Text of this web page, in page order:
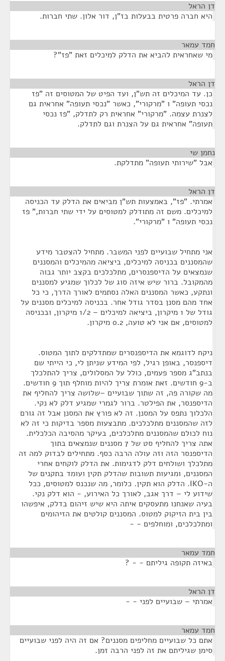
דן הראל
היא חברה פרטית בבעלות בז"ן, דור אלון. שתי חברות.
חמד עמאר
מי שאחראית להביא את הדלק למיכלים זאת "פז"?
דן הראל
כן. עד המיכלים זה תש"ן, ועד הפיט של המטוסים זה "פז
נכסי תעופה" ו "מרקורי", כאשר "נכסי תעופה" אחראית גם
לצנרת עצמה. "מרקורי" אחראית רק לתדלק, "פז נכסי
תעופה" אחראית גם על הצנרת וגם לתדלק.
נחמן שי
אבל "שירותי תעופה" מתדלקת.
דן הראל
אמרתי. "פז", באמצעות תש"ן מביאים את הדלק עד הכניסה
למיכלים. משם זה מתודלק למטוסים על ידי שתי חברות," פז
נכסי תעופה" ו "מרקורי".
אני מתחיל שבועיים לפני המשבר. מתחיל להצטבר מידע
שהמסננים בכניסה למיכלים, ביציאה מהמיכלים והמסננים
שנמצאים על הדיספנסרים, מתלכלכים בקצב יותר גבוה
מהמקובל. ברור שיש איזה סוג של לכלוך שמגיע למסננים
ונתקע, כאשר המסננים האלה נסתמים לאורך הדרך, כי כל
אחד מהם מסנן בסדר גודל אחר. בכניסה למיכלים מסננים על
גודל של 1 מיקרון, ביציאה למיכלים – 1/2 מיקרון, ובכניסה
למטוסים, אם אני לא טועה, 0.2 מיקרון.
ניקח לדוגמא את הדיספנסרים שמתדלקים לתוך המטוס.
דיספנסר, באופן רגיל, לפי המידע שניתן לי, כי הייתי שם
בנתב"ג מספר פעמים, כולל על המסלולים, צריך להתלכלך
ב-9 חודשים. זאת אומרת צריך להיות מוחלף תוך 9 חודשים.
מה שקורה פה, זה שתוך שבועיים –שלושה צריך להחליף את
הדיספנסר, את הפילטר. ברור לגמרי שמגיע דלק לא נקי.
הלכלוך נתפס על המסנן. זה לא פורץ את המסנן אבל זה גורם
לזה שהמסננים מתלכלכים. מתבצעות מספר בדיקות כי זה לא
נוח לכולם שהמסננים מתלכלכים, בעיקר מהסיבה הכלכלית.
אתה צריך להחליף סט של 7 מסננים שנמצאים בתוך
הדיספנסר הזה וזה עולה הרבה כסף. מתחילים לבדוק למה זה
מתלכלך ושולחים דלק לדגימות. את הדלק לוקחים אחרי
המסננים, ומגיעות תשובות שהדלק תקין ועומד בתקנים של
ה-IKO. הדלק הוא תקין. כלומר, מה שנכנס למטוסים, ככל
שידוע לי – דרך אגב, לאורך כל האירוע, - הוא דלק נקי.
בעיה שאנחנו מתעסקים איתה היא שיש זיהום בדלק, איפשהו
בין בית הזיקוק למטוס. המסננים קולטים את הזיהומים
ומתלכלכים, ומוחלפים - -
חמד עמאר
באיזה תקופה גיליתם - - ?
דן הראל
אמרתי – שבועיים לפני - -
חמד עמאר
אתם כל שבועיים מחליפים מסננים? אם זה היה לפני שבועיים
סימן שגיליתם את זה לפני הרבה זמן.